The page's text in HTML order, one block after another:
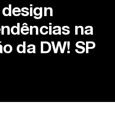
design
na
da DW! SP